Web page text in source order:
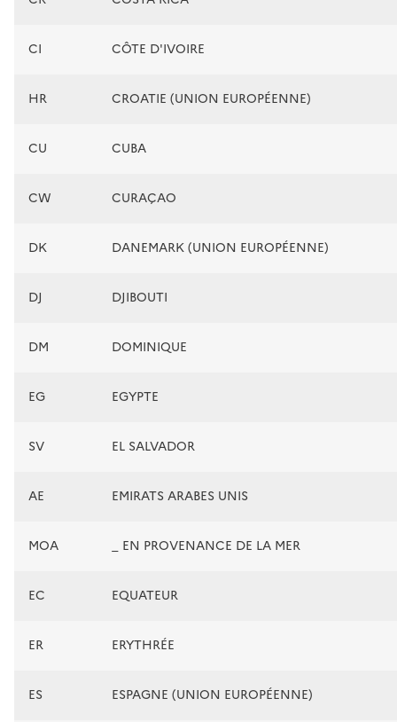
CI CÔTE D'IVOIRE
HR CROATIE (UNION EUROPÉENNE)
CU CUBA
CW CURAÇAO
DK DANEMARK (UNION EUROPÉENNE)
DJ DJIBOUTI
DM DOMINIQUE
EG EGYPTE
SV EL SALVADOR
AE EMIRATS ARABES UNIS
MOA _ EN PROVENANCE DE LA MER
EC EQUATEUR
ER ERYTHRÉE
ES ESPAGNE (UNION EUROPÉENNE)